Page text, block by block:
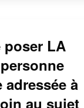
poser LA
adressée à
au sujet